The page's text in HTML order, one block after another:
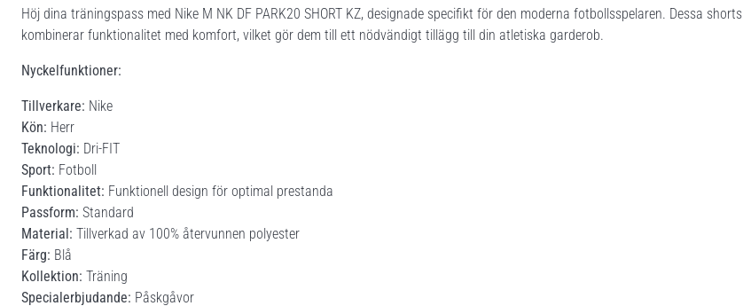
Höj dina träningspass med Nike M NK DF PARK20 SHORT KZ, designade specifikt för den moderna fotbollsspelaren. Dessa shorts
kombinerar funktionalitet med komfort, vilket gör dem till ett nödvändigt tillägg till din atletiska garderob.
Nyckelfunktioner:
Tillverkare: Nike
Kön: Herr
Teknologi: Dri-FIT
Sport: Fotboll
Funktionalitet: Funktionell design för optimal prestanda
Passform: Standard
Material: Tillverkad av 100% återvunnen polyester
Färg: Blå
Kollektion: Träning
Specialerbjudande: Påskgåvor